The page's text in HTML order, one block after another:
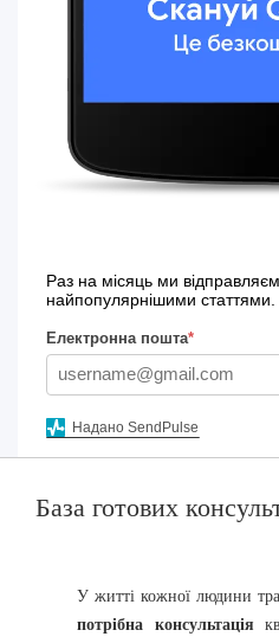
Раз на місяць ми
найпопулярнішими статтями.
Електронна пошта*
Надано SendPulse
База готових
У житті кожної людини
потрібна консультація